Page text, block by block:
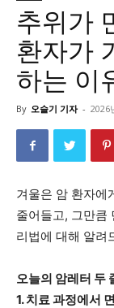
추위가
환자가
하는 이
By 오슬기 기자 - 2026
겨울은 암 환자에
줄어들고, 그만큼
리법에 대해 알려
오늘의 암레터 두
1. 치료 과정에서